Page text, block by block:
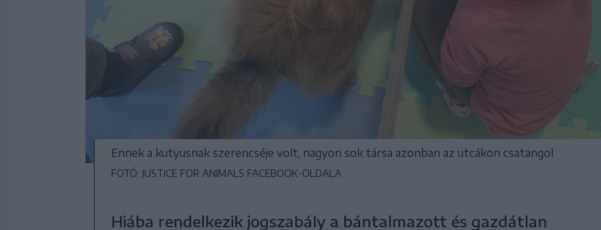
Ennek a kutyusnak szerencséje volt, nagyon sok társa azonban az utcákon csatangol
FOTÓ: JUSTICE FOR ANIMALS FACEBOOK-OLDALA
Hiába rendelkezik jogszabály a bántalmazott és gazdátlan